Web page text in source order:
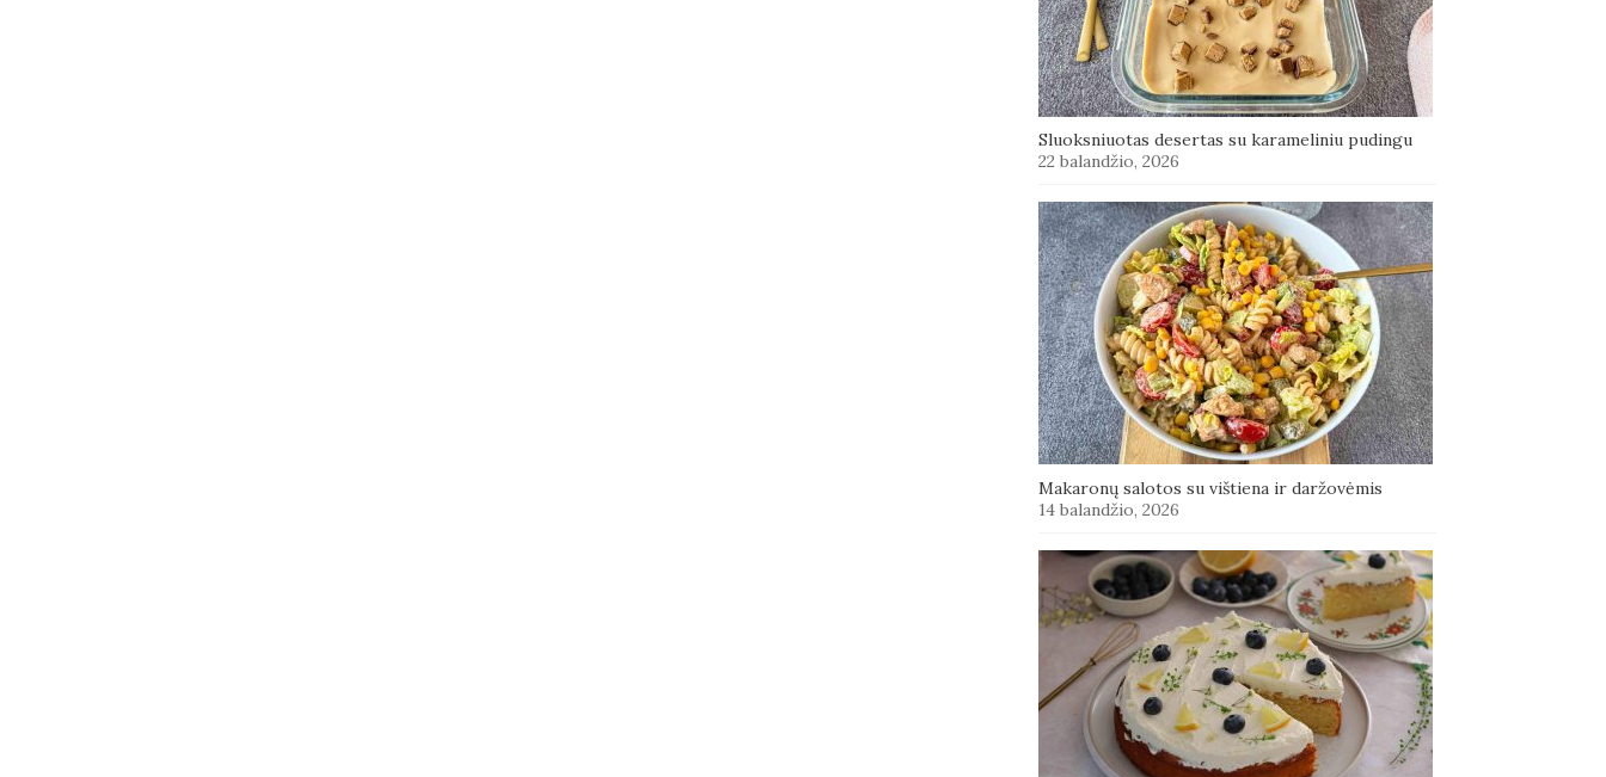
Sluoksniuotas desertas su karameliniu pudingu
22 balandžio, 2026
Makaronų salotos su vištiena ir daržovėmis
14 balandžio, 2026